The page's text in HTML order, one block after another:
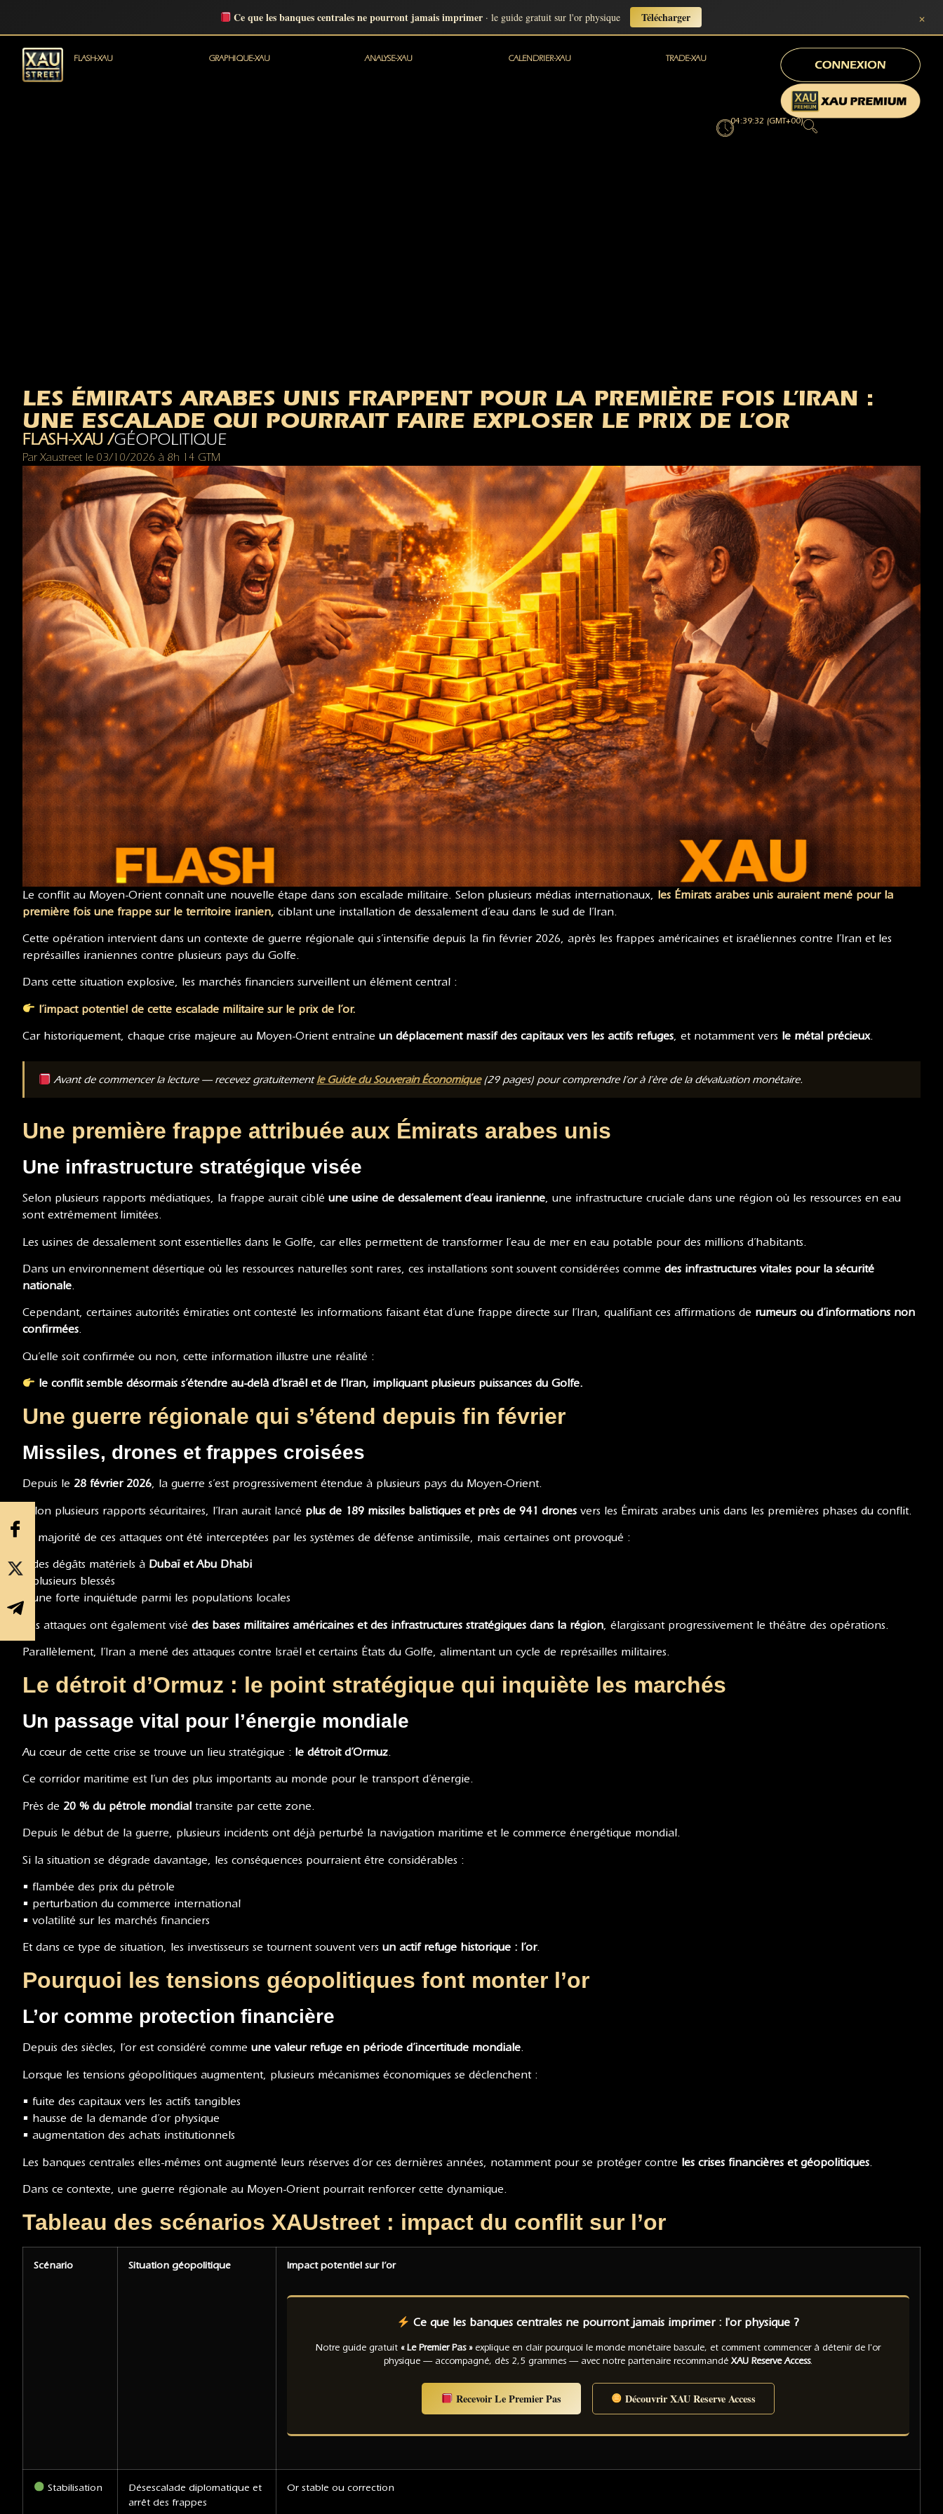
Ce que les banques centrales ne pourront jamais imprimer · le guide gratuit sur l'or physique Télécharger ×
FLASH-XAU GRAPHIQUE-XAU ANALYSE-XAU CALENDRIER-XAU TRADE-XAU
04:39:33 (GMT+00)
LES ÉMIRATS ARABES UNIS FRAPPENT POUR LA PREMIÈRE FOIS L’IRAN :
UNE ESCALADE QUI POURRAIT FAIRE EXPLOSER LE PRIX DE L’OR
FLASH-XAU /GÉOPOLITIQUE
Par Xaustreet le 03/10/2026 à 8h 14 GTM
Le conflit au Moyen-Orient connaît une nouvelle étape dans son escalade militaire. Selon plusieurs médias internationaux, les Émirats arabes unis auraient mené pour la
première fois une frappe sur le territoire iranien, ciblant une installation de dessalement d’eau dans le sud de l’Iran.
Cette opération intervient dans un contexte de guerre régionale qui s’intensifie depuis la fin février 2026, après les frappes américaines et israéliennes contre l’Iran et les
représailles iraniennes contre plusieurs pays du Golfe.
Dans cette situation explosive, les marchés financiers surveillent un élément central :
l’impact potentiel de cette escalade militaire sur le prix de l’or.
Car historiquement, chaque crise majeure au Moyen-Orient entraîne un déplacement massif des capitaux vers les actifs refuges, et notamment vers le métal précieux.
Avant de commencer la lecture — recevez gratuitementle Guide du Souverain Économique(29 pages) pour comprendre l’or à l’ère de la dévaluation monétaire.
Une première frappe attribuée aux Émirats arabes unis
Une infrastructure stratégique visée
Selon plusieurs rapports médiatiques, la frappe aurait ciblé une usine de dessalement d’eau iranienne, une infrastructure cruciale dans une région où les ressources en eau
sont extrêmement limitées.
Les usines de dessalement sont essentielles dans le Golfe, car elles permettent de transformer l’eau de mer en eau potable pour des millions d’habitants.
Dans un environnement désertique où les ressources naturelles sont rares, ces installations sont souvent considérées comme des infrastructures vitales pour la sécurité
nationale.
Cependant, certaines autorités émiraties ont contesté les informations faisant état d’une frappe directe sur l’Iran, qualifiant ces affirmations de rumeurs ou d’informations non
confirmées.
Qu’elle soit confirmée ou non, cette information illustre une réalité :
le conflit semble désormais s’étendre au-delà d’Israël et de l’Iran, impliquant plusieurs puissances du Golfe.
Une guerre régionale qui s’étend depuis fin février
Missiles, drones et frappes croisées
Depuis le 28 février 2026, la guerre s’est progressivement étendue à plusieurs pays du Moyen-Orient.
Selon plusieurs rapports sécuritaires, l’Iran aurait lancé plus de 189 missiles balistiques et près de 941 drones vers les Émirats arabes unis dans les premières phases du conflit.
La majorité de ces attaques ont été interceptées par les systèmes de défense antimissile, mais certaines ont provoqué :
• des dégâts matériels à Dubaï et Abu Dhabi
• plusieurs blessés
• une forte inquiétude parmi les populations locales
Ces attaques ont également visé des bases militaires américaines et des infrastructures stratégiques dans la région, élargissant progressivement le théâtre des opérations.
Parallèlement, l’Iran a mené des attaques contre Israël et certains États du Golfe, alimentant un cycle de représailles militaires.
Le détroit d’Ormuz : le point stratégique qui inquiète les marchés
Un passage vital pour l’énergie mondiale
Au cœur de cette crise se trouve un lieu stratégique : le détroit d’Ormuz.
Ce corridor maritime est l’un des plus importants au monde pour le transport d’énergie.
Près de 20 % du pétrole mondial transite par cette zone.
Depuis le début de la guerre, plusieurs incidents ont déjà perturbé la navigation maritime et le commerce énergétique mondial.
Si la situation se dégrade davantage, les conséquences pourraient être considérables :
• flambée des prix du pétrole
• perturbation du commerce international
• volatilité sur les marchés financiers
Et dans ce type de situation, les investisseurs se tournent souvent vers un actif refuge historique : l’or.
Pourquoi les tensions géopolitiques font monter l’or
L’or comme protection financière
Depuis des siècles, l’or est considéré comme une valeur refuge en période d’incertitude mondiale.
Lorsque les tensions géopolitiques augmentent, plusieurs mécanismes économiques se déclenchent :
• fuite des capitaux vers les actifs tangibles
• hausse de la demande d’or physique
• augmentation des achats institutionnels
Les banques centrales elles-mêmes ont augmenté leurs réserves d’or ces dernières années, notamment pour se protéger contre les crises financières et géopolitiques
Dans ce contexte, une guerre régionale au Moyen-Orient pourrait renforcer cette dynamique.
Tableau des scénarios XAUstreet : impact du conflit sur l’or
Scénario Situation géopolitique Impact potentiel sur l’or
Ce que les banques centrales ne pourront jamais imprimer : l'or physique ?
Notre guide gratuit « Le Premier Pas »explique en clair pourquoi le monde monétaire bascule, et comment commencer à détenir de l'or
physique — accompagné, dès 2,5 grammes — avec notre partenaire recommandé XAU Reserve Access.
Recevoir Le Premier Pas Découvrir XAU Reserve Access
Stabilisation
Désescalade diplomatique et
arrêt des frappes
Or stable ou correction